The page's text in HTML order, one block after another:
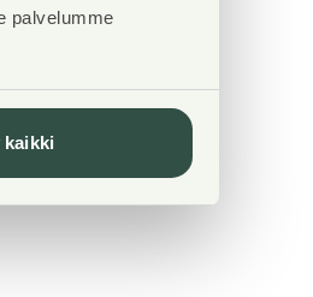
palvelumme
kaikki